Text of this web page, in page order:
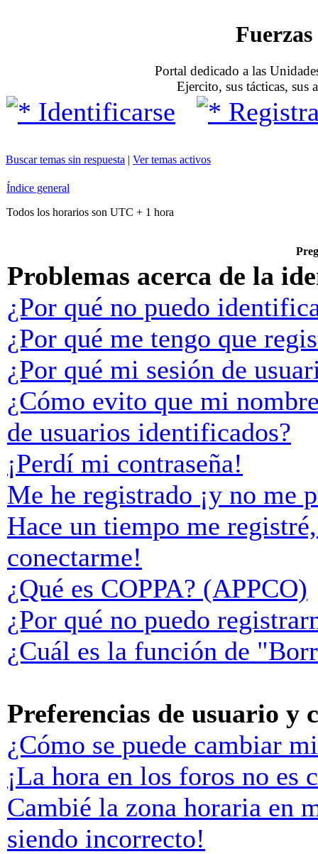
Portal dedicado a las
Ejercito, sus tácticas, sus
Identificarse
Buscar temas sin respuesta | Ver temas activos
Índice general
Todos los horarios son UTC + 1 hora
Problemas acerca de la
¿Por qué no puedo
¿Por qué me tengo que
¿Por qué mi sesión de
¿Cómo evito que mi
de usuarios identificados?
¡Perdí mi contraseña!
Me he registrado ¡y no me
Hace un tiempo me
conectarme!
¿Qué es COPPA? (APPCO)
¿Por qué no puedo
¿Cuál es la función de
Preferencias de usuario y
¿Cómo se puede cambiar
¡La hora en los foros no es
Cambié la zona horaria en
siendo incorrecto!